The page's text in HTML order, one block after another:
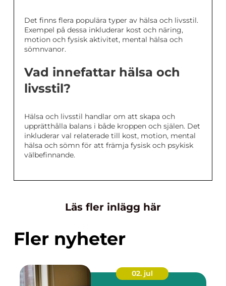
Det finns flera populära typer av hälsa och livsstil.
Exempel på dessa inkluderar kost och näring,
motion och fysisk aktivitet, mental hälsa och
sömnvanor.
Vad innefattar hälsa och
livsstil?
Hälsa och livsstil handlar om att skapa och
upprätthålla balans i både kroppen och själen. Det
inkluderar val relaterade till kost, motion, mental
hälsa och sömn för att främja fysisk och psykisk
välbefinnande.
Läs fler inlägg här
Fler nyheter
02. jul